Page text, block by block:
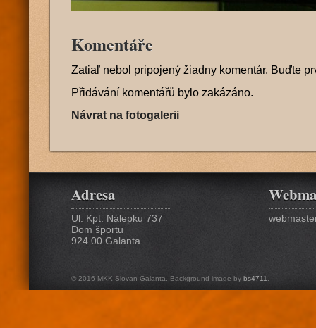
Komentáře
Zatiaľ nebol pripojený žiadny komentár. Buďte
Přidávání komentářů bylo zakázáno.
Návrat na fotogalerii
Adresa
Ul. Kpt. Nálepku 737
Dom športu
924 00 Galanta
© 2016 MKK Slovan Galanta. Background image by bs4711